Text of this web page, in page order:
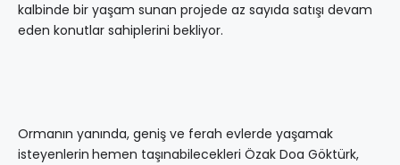
kalbinde bir yaşam sunan projede az sayıda satışı devam
eden konutlar sahiplerini bekliyor.
Ormanın yanında, geniş ve ferah evlerde yaşamak
isteyenlerin hemen taşınabilecekleri Özak Doa Göktürk,